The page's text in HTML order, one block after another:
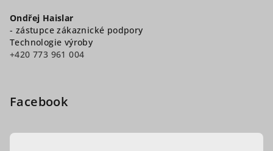
Ondřej Haislar
- zástupce zákaznické podpory
Technologie výroby
+420 773 961 004
Facebook